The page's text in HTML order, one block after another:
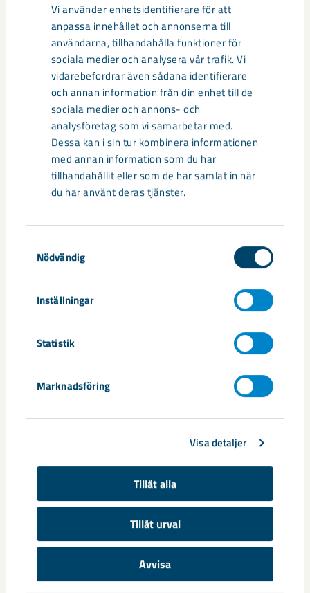
Vi använder enhetsidentifierare för att
anpassa innehållet och annonserna till
användarna, tillhandahålla funktioner för
sociala medier och analysera vår trafik. Vi
vidarebefordrar även sådana identifierare
och annan information från din enhet till de
sociala medier och annons- och
analysföretag som vi samarbetar med.
Dessa kan i sin tur kombinera informationen
med annan information som du har
tillhandahållit eller som de har samlat in när
du har använt deras tjänster.
Nödvändig
Inställningar
Statistik
Marknadsföring
Visa detaljer
Tillåt alla
Tillåt urval
Avvisa
Så kan humanoida robotar öka
säkerheten i framtidens gruva
Utvecklingen av humanoida robotar, människoliknande
robotar med armar och ben, går snabbt. I takt med att
Nytt sovringsverk växer fram
Nu syns det hur LKAB:s nya sovringsverk successivt tar form.
Anläggningen kommer att ersätta det befintliga verket från
1950-talet och ...